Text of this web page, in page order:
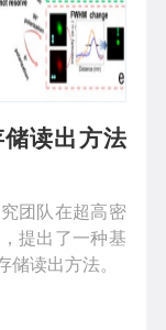
读出方法
团队在超高密
提出了一种基
读出方法。